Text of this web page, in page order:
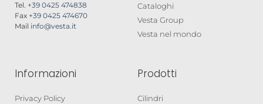
Tel. +39 0425 474838
Fax +39 0425 474670
Mail info@vesta.it
Cataloghi
Vesta Group
Vesta nel mondo
Informazioni
Privacy Policy
Prodotti
Cilindri